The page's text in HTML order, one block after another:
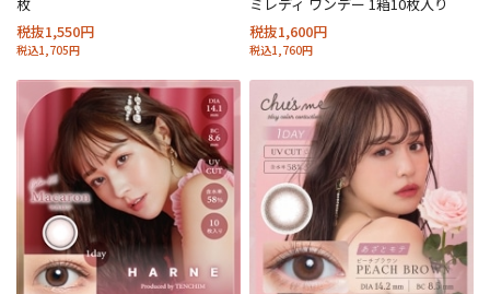
枚
税抜1,550円
税込1,705円
ミレディ ワンデー 1箱10枚入り
税抜1,600円
税込1,760円